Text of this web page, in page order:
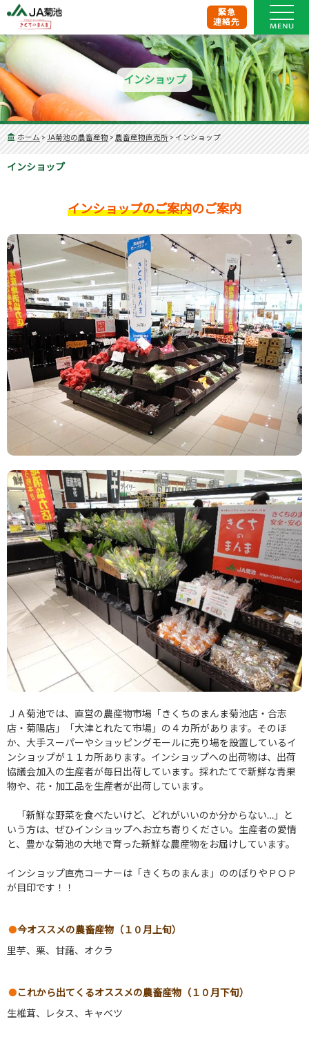
緊急
連絡先
インショップ
ホーム > JA菊池の農畜産物> 農畜産物直売所 > インショップ
インショップ
インショップのご案内のご案内
ＪＡ菊池では、直営の農産物市場「きくちのまんま菊池店・合志
店・菊陽店」「大津とれたて市場」の４カ所があります。そのほ
か、大手スーパーやショッピングモールに売り場を設置しているイ
ンショップが１１カ所あります。インショップへの出荷物は、出荷
協議会加入の生産者が毎日出荷しています。採れたてで新鮮な青果
物や、花・加工品を生産者が出荷しています。
「新鮮な野菜を食べたいけど、どれがいいのか分からない…」と
いう方は、ぜひインショップへお立ち寄りください。生産者の愛情
と、豊かな菊池の大地で育った新鮮な農産物をお届けしています。
インショップ直売コーナーは「きくちのまんま」ののぼりやＰＯＰ
が目印です！！
今オススメの農畜産物（１０月上旬）
里芋、栗、甘藷、オクラ
これから出てくるオススメの農畜産物（１０月下旬）
生椎茸、レタス、キャベツ